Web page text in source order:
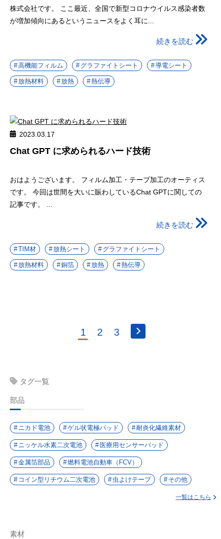
株式会社です。 ここ最近、全国で新型コロナウイルス感染者数
が増加傾向にあるというニュースをよく耳に...
続きを読む
高機能フィルム グラファイトシート 導電シート
放熱材料 放熱 熱伝導
2023.03.17
Chat GPT に求められるハード技術
おはようございます。 フィルム加工・テープ加工のオーティス
です。 今回は世間を大いに賑わしているChat GPTに関しての
記事です。 ...
続きを読む
TIM材 放熱シート グラファイトシート
放熱材料 銅箔 放熱 熱伝導
1 2 3
タグ一覧
部品
ニカド電池 ゲル状電極パッド 耐炎化繊維素材
ニッケル水素二次電池 医療用センサーパッド
金属箔部品 燃料電池自動車（FCV）
コイン型リチウム二次電池 虫よけテープ その他
一覧はこちら
素材